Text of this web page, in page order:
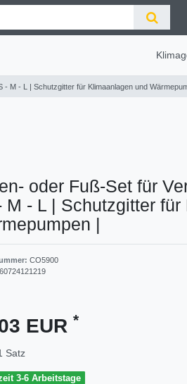
M - L | Schutzgitter für Klimaanlagen und
oder Fuß-Set für
M - L | Schutzgitter
|
CO5900
EUR *
Satz
3-6 Arbeitstage